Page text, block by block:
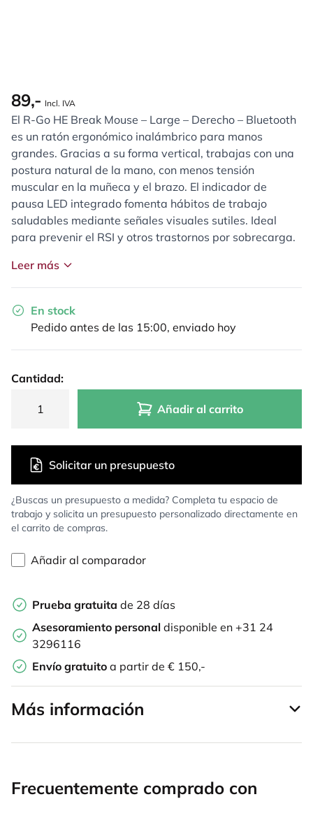
89,- Incl. IVA
El R-Go HE Break Mouse – Large – Derecho – Bluetooth
es un ratón ergonómico inalámbrico para manos
grandes. Gracias a su forma vertical, trabajas con una
postura natural de la mano, con menos tensión
muscular en la muñeca y el brazo. El indicador de
pausa LED integrado fomenta hábitos de trabajo
saludables mediante señales visuales sutiles. Ideal
para prevenir el RSI y otros trastornos por sobrecarga.
Leer más
En stock
Pedido antes de las 15:00, enviado hoy
Cantidad:
Añadir al carrito
¿Buscas un presupuesto a medida? Completa tu espacio de
trabajo y solicita un presupuesto personalizado directamente en
el carrito de compras.
Solicitar un presupuesto
Añadir al comparador
Prueba gratuita de 28 días
Asesoramiento personal disponible en +31 24
3296116
Envío gratuito a partir de € 150,-
Más información
Frecuentemente comprado con